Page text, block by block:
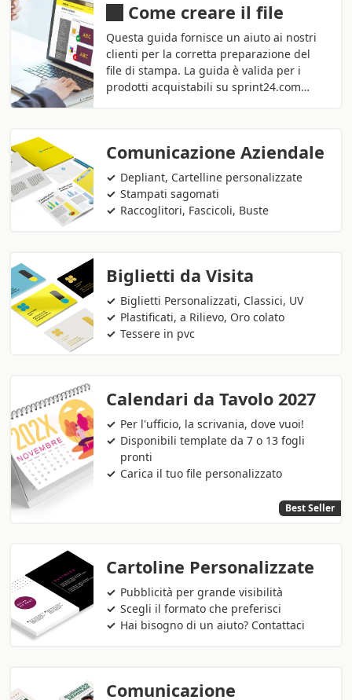
Come creare il file
Questa guida fornisce un aiuto ai nostri
clienti per la corretta preparazione del
file di stampa. La guida è valida per i
prodotti acquistabili su sprint24.com…
Comunicazione Aziendale
Depliant, Cartelline personalizzate
Stampati sagomati
Raccoglitori, Fascicoli, Buste
Biglietti da Visita
Biglietti Personalizzati, Classici, UV
Plastificati, a Rilievo, Oro colato
Tessere in pvc
Calendari da Tavolo 2027
Per l'ufficio, la scrivania, dove vuoi!
Disponibili template da 7 o 13 fogli
pronti
Carica il tuo file personalizzato
Best Seller
Cartoline Personalizzate
Pubblicità per grande visibilità
Scegli il formato che preferisci
Hai bisogno di un aiuto? Contattaci
Comunicazione